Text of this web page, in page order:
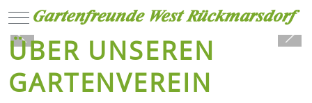
Mobile Menu Toggle
ÜBER UNSEREN
GARTENVEREIN